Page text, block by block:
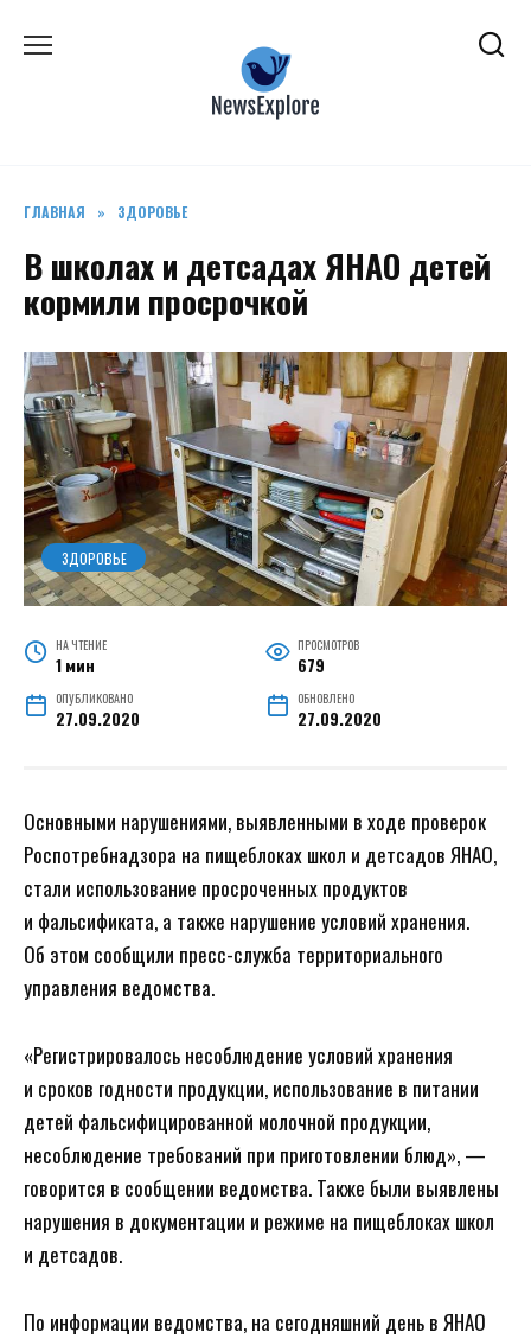
ГЛАВНАЯ » ЗДОРОВЬЕ
В школах и детсадах ЯНАО детей
кормили просрочкой
ЗДОРОВЬЕ
НА ЧТЕНИЕ
1 мин
ПРОСМОТРОВ
679
ОПУБЛИКОВАНО
27.09.2020
ОБНОВЛЕНО
27.09.2020
Основными нарушениями, выявленными в ходе проверок
Роспотребнадзора на пищеблоках школ и детсадов ЯНАО,
стали использование просроченных продуктов
и фальсификата, а также нарушение условий хранения.
Об этом сообщили пресс-служба территориального
управления ведомства.
«Регистрировалось несоблюдение условий хранения
и сроков годности продукции, использование в питании
детей фальсифицированной молочной продукции,
несоблюдение требований при приготовлении блюд», —
говорится в сообщении ведомства. Также были выявлены
нарушения в документации и режиме на пищеблоках школ
и детсадов.
По информации ведомства, на сегодняшний день в ЯНАО